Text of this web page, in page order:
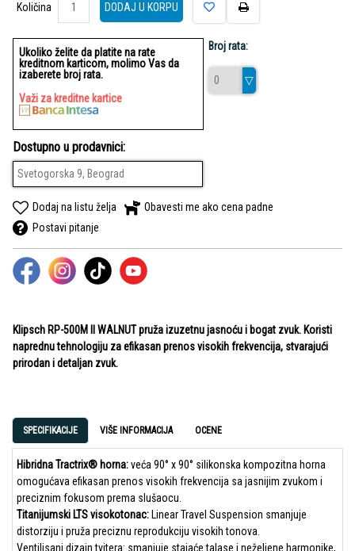
Količina
DODAJ U KORPU
Ukoliko želite da platite na rate
kreditnom karticom, molimo Vas da
izaberete broj rata.
Važi za kreditne kartice
Broj rata:
Dostupno u prodavnici:
Svetogorska 9, Beograd
Dodaj na listu želja
Obavesti me ako cena padne
Postavi pitanje
Klipsch RP-500M II WALNUT pruža izuzetnu jasnoću i bogat zvuk. Koristi
naprednu tehnologiju za efikasan prenos visokih frekvencija, stvarajući
prirodan i detaljan zvuk.
SPECIFIKACIJE VIŠE INFORMACIJA OCENE
Hibridna Tractrix® horna:veća 90° x 90° silikonska kompozitna horna
omogućava efikasan prenos visokih frekvencija sa jasnijim zvukom i
preciznim fokusom prema slušaocu.
Titanijumski LTS visokotonac: Linear Travel Suspension smanjuje
distorziju i pruža preciznu reprodukciju visokih tonova.
Ventilisani dizajn tvitera: smanjuje stajaće talase i neželjene harmonike,